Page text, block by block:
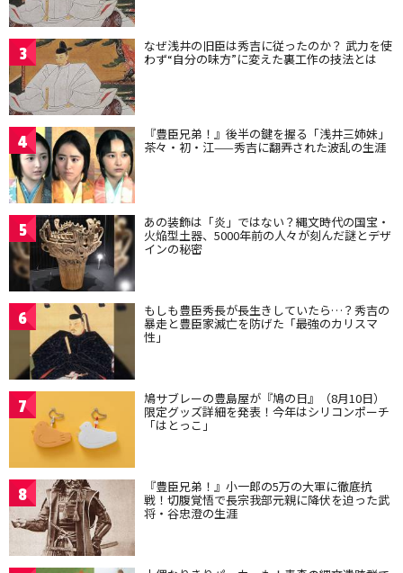
3 なぜ浅井の旧臣は秀吉に従ったのか？ 武力を使
わず“自分の味方”に変えた裏工作の技法とは
4 『豊臣兄弟！』後半の鍵を握る「浅井三姉妹」
茶々・初・江——秀吉に翻弄された波乱の生涯
5 あの装飾は「炎」ではない？縄文時代の国宝・
火焔型土器、5000年前の人々が刻んだ謎とデザ
インの秘密
6 もしも豊臣秀長が長生きしていたら…？秀吉の
暴走と豊臣家滅亡を防げた「最強のカリスマ
性」
7 鳩サブレーの豊島屋が『鳩の日』（8月10日）
限定グッズ詳細を発表！今年はシリコンポーチ
「はとっこ」
8 『豊臣兄弟！』小一郎の5万の大軍に徹底抗
戦！切腹覚悟で長宗我部元親に降伏を迫った武
将・谷忠澄の生涯